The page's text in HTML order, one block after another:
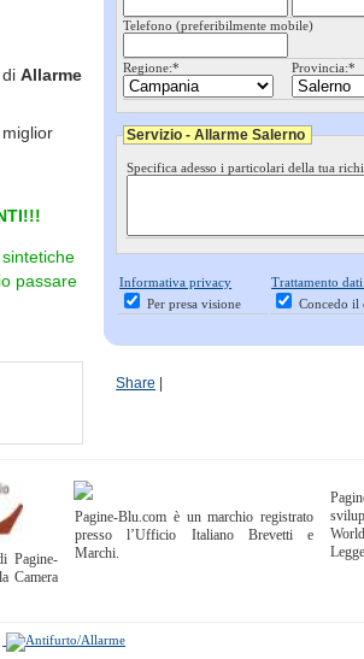
Allarme
passare
Telefono (preferibilmente mobile)
Regione:* Provincia:*
Servizio - Allarme Salerno
Specifica adesso i particolari della tua
Informativa privacy
Per presa visione
Trattamento
Concedo il
Share
Pagine-
Camera
Pagine-Blu.com è un marchio registrato
presso l’Ufficio Italiano Brevetti e
Marchi.